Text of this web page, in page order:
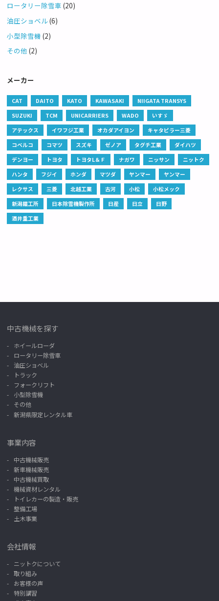
ロータリー除雪車 (20)
油圧ショベル(6)
小型除雪機 (2)
その他 (2)
メーカー
CAT DAITO KATO KAWASAKI
NIIGATA TRANSYS
SUZUKI
TCM UNICARRIERS WADO
いすゞ
アテックス
イワフジ工業 オカダアイヨン
キャタピラー三菱
コベルコ
コマツ スズキ ゼノア タグチ工業
ダイハツ
デンヨー
トヨタ トヨタL＆Ｆ ナガワ ニッサン
ニットク
ハンタ
フジイ ホンダ マツダ ヤンマー
ヤンマー
レクサス
三菱 北越工業 古河 小松
小松メック
新潟鐵工所
日本除雪機製作所 日産 日立
日野
酒井重工業
中古機械を探す
ホイールローダ
ロータリー除雪車
油圧ショベル
トラック
フォークリフト
小型除雪機
その他
新潟県限定レンタル車
事業内容
中古機械販売
新車機械販売
中古機械買取
機械資材レンタル
トイレカーの製造・販売
整備工場
土木事業
会社情報
ニットクについて
取り組み
お客様の声
特別講習